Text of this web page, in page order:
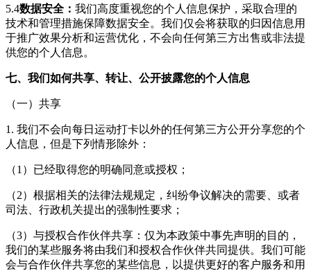
5.4数据安全： 我们高度重视您的个人信息保护，采取合理的
技术和管理措施保障数据安全。我们仅会将获取的归因信息用
于推广效果分析和运营优化，不会向任何第三方出售或非法提
供您的个人信息。
七、我们如何共享、转让、公开披露您的个人信息
（一）共享
1. 我们不会向每日运动打卡以外的任何第三方公开分享您的个
人信息，但是下列情形除外：
（1）已经取得您的明确同意或授权；
（2）根据相关的法律法规规定，纠纷争议解决的需要、或者
司法、行政机关提出的强制性要求；
（3）与授权合作伙伴共享：仅为本政策中事先声明的目的，
我们的某些服务将由我们和授权合作伙伴共同提供。我们可能
会与合作伙伴共享您的某些信息，以提供更好的客户服务和用